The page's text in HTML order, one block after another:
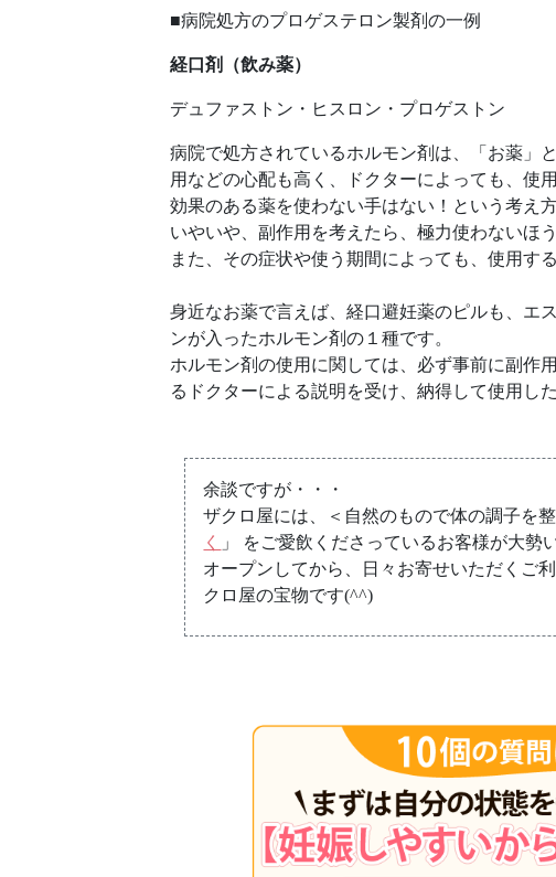
■病院処方のプロゲステロン製剤の一例
経口剤（飲み薬）
デュファストン・ヒスロン・プロゲストン
病院で処方されているホルモン剤は、「お薬」
用などの心配も高く、ドクターによっても、使
効果のある薬を使わない手はない！という考え
いやいや、副作用を考えたら、極力使わないほ
また、その症状や使う期間によっても、使用す
身近なお薬で言えば、経口避妊薬のピルも、エ
ンが入ったホルモン剤の１種です。
ホルモン剤の使用に関しては、必ず事前に副作
るドクターによる説明を受け、納得して使用し
余談ですが・・・
ザクロ屋には、＜自然のもので体の調子を
く
」 をご愛飲くださっているお客様が大勢
オープンしてから、日々お寄せいただくご
クロ屋の宝物です(^^)